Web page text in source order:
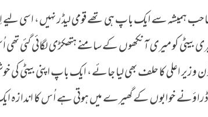
ہمیشہ سے ایک باپ ہی تھے قومی لیڈر نہیں، اسی
بیٹی کو میری آنکھوں کے سامنے ہتھکڑی لگائی
وزیر اعلی کا حلف بھی لیا جائے، ایک باپ اپنی بیٹی
خوابوں کے گھیرے میں ہوتی ہے اُس کا اندازہ